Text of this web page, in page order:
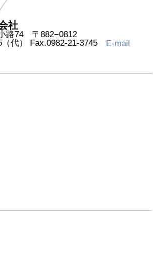
社
路74 〒882−0812
（代） Fax.0982-21-3745 E-mail